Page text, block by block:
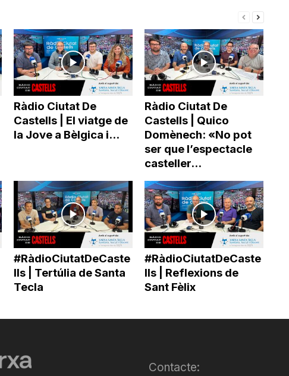
Ràdio Ciutat De
Castells | El viatge de
la Jove a Bèlgica i...
Ràdio Ciutat De
Castells | Quico
Domènech: «No pot
ser que l’espectacle
casteller...
#RàdioCiutatDeCaste
lls | Tertúlia de Santa
Tecla
#RàdioCiutatDeCaste
lls | Reflexions de
Sant Fèlix
Contacte: